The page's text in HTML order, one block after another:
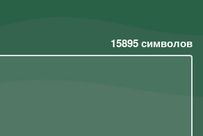
15895символов